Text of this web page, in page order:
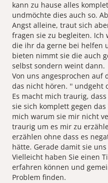
kann zu hause alles
undmöchte dies auch so.
Angst alleine, traut sich
fragen sie zu begleiten. Ich
die ihr da gerne bei helfen
bieten nimmt sie die auch
selbst sondern weint dann.
Von uns angesprochen auf
das nicht hören. '' undgeht
Es macht mich traurig,
sie sich komplett gegen
mich warum sie mir nicht
traurig um es mir zu
erzählen ohne dass es
hätte. Gerade damit sie
Vielleicht haben Sie einen
erfahren können und
Problem finden.